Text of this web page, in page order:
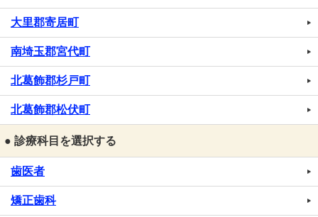
大里郡寄居町
南埼玉郡宮代町
北葛飾郡杉戸町
北葛飾郡松伏町
● 診療科目を選択する
歯医者
矯正歯科